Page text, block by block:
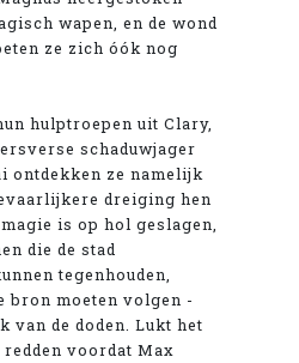
wapen, en de wond
ze zich óók nog
hulptroepen uit Clary,
schaduwjager
ontdekken ze namelijk
dreiging hen
is op hol geslagen,
die de stad
tegenhouden,
bron moeten volgen -
van de doden. Lukt het
redden voordat Max